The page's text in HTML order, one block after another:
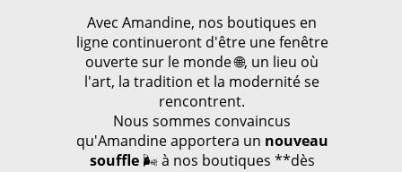
Avec Amandine, nos boutiques en
ligne continueront d'être une fenêtre
ouverte sur le monde 🌐, un lieu où
l'art, la tradition et la modernité se
rencontrent.
Nous sommes convaincus
qu'Amandine apportera un nouveau
souffle🌬️ à nos boutiques **dès